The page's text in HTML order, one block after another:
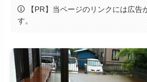
【PR】当ページのリンクには広告
す。